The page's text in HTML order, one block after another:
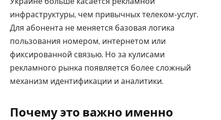
инфраструктуры, чем привычных телеком-услуг.
Для абонента не меняется базовая логика
пользования номером, интернетом или
фиксированной связью. Но за кулисами
рекламного рынка появляется более сложный
механизм идентификации и аналитики.
Почему это важно именно